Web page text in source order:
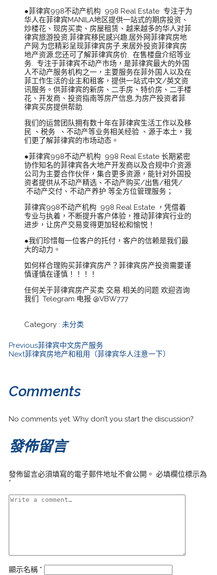
●菲律宾998不动产机构 998 Real Estate 专注于为
华人在菲律宾MANILA地区提供一站式的期房投资、
炒楼花、现房买卖、房屋租赁、越来越多的华人对菲
律宾旅游投资,菲律宾移民感兴趣,居外网菲律宾房地
产网,为您精彩呈现菲律宾房子,来居外投资菲律宾房
地产资源,您还可了解菲律宾房价, 在售楼盘介绍等业
务. 专注于菲律宾不动产市场，是菲律宾最大的外国
人不动产服务机构之一，主要服务在菲外国人以及在
菲工作生活的业主和租客，提供一站式中文/英文资
讯服务。供菲律宾的新房、二手房、特价房、二手楼
花、开发商、投资指南等房产信息,为房产投资者菲
律宾买房提供帮助.
我们的运营团队拥有数十年在菲律宾生活工作以及移
民 、税务 、不动产等业务相关经验 、源于本土，我
们更了解菲律宾的市场动态。
●菲律宾998不动产机构 998 Real Estate 长期紧密
协作知名的菲律宾各大地产开发商以及合规中介资源
公司为主要合作伙伴，集合更多资源，能针对外国投
资者提供从不动产精选、不动产购买/出售/租凭/
不动产交付、不动产养护 等全方位管理服务；
菲律宾998不动产机构 998 Real Estate ，凭借着
专业与执着，不断提升客户体验，推动菲律宾行业的
进步，让房产交易变得更加轻松和愉悦！
●我们珍惜每一位客户的托付，客户的信赖是我们最
大的动力。
如何样合理购买菲律宾房产？菲律宾房产投资需要谨
慎谨慎在谨慎！！！！
任何关于菲律宾房产买卖 交易 相关的问题 欢迎咨询
我们 Telegram 电报 @VBW777
Category : 未分类
Previous菲律宾中文房产服务
Next菲律宾房地产和租用（菲律宾华人注意一下）
Comments
No comments yet. Why don’t you start the discussion?
發佈留言
發佈留言必須填寫的電子郵件地址不會公開。 必填欄位標示為
*
顯示名稱 *